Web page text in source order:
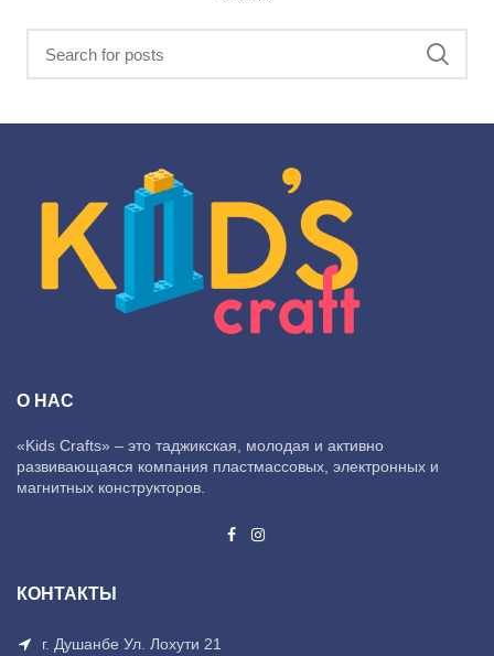
О НАС
«Kids Crafts» – это таджикская, молодая и активно
развивающаяся компания пластмассовых, электронных и
магнитных конструкторов.
КОНТАКТЫ
г. Душанбе Ул. Лохути 21